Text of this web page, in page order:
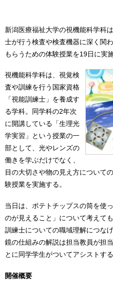
新潟医療福祉大学の視機能科学科
士が行う検査や検査機器に深く関
もらうための体験授業を19日に実施
視機能科学科は、視覚検
査や訓練を行う国家資格
「視能訓練士」を養成す
る学科。同学科の2年次
に開講している「生理光
学実習」という授業の一
部として、光やレンズの
働きを学ぶだけでなく、
目の大切さや物の見え方について
験授業を実施する。
当日は、ポテトチップスの筒を使
のが見えること」について考えて
訓練士についての職域理解につな
鏡の仕組みの解説は担当教員が担
とに同学学生がついてアシストする
開催概要